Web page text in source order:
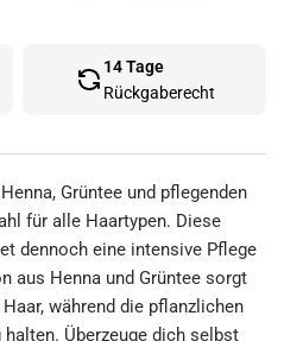
14 Tage
Rückgaberecht
Grüntee und pflegenden
für alle Haartypen. Diese
dennoch eine intensive Pflege
aus Henna und Grüntee sorgt
während die pflanzlichen
Überzeuge dich selbst